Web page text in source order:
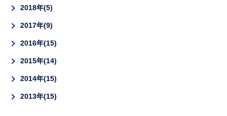
2018年 5
2017年 9
2016年 15
2015年 14
2014年 15
2013年 15